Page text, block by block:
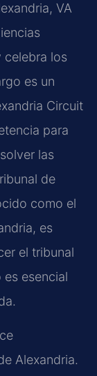
VA
celebra los
es un
Circuit
para
las
de
como el
es
el tribunal
esencial
Alexandria.